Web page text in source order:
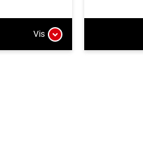
Vis